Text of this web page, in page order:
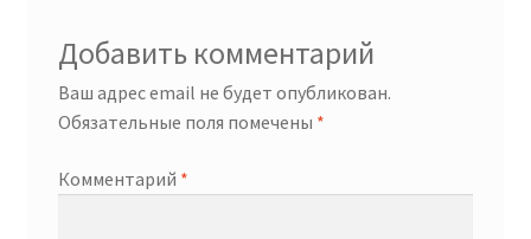
Добавить комментарий
Ваш адрес email не будет опубликован.
Обязательные поля помечены *
Комментарий *